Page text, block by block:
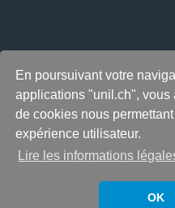
En poursuivant votre
applications "unil.ch", vous
de cookies nous permettant
expérience utilisateur.
Lire les informations
OK